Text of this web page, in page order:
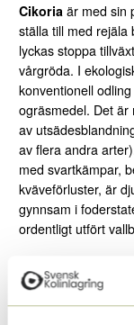
Cikoria är med sin
ställa till med
lyckas stoppa
vårgröda. I
konventionell
ogräsmedel. Det
av
av flera andra
med svartkämpar,
kväveförluster, är
gynnsam i
ordentligt utfört
Oljerättika
portförbjuden i
uppförökning av